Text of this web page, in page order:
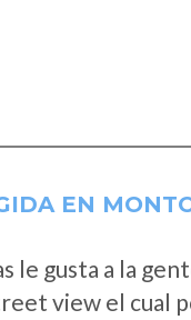
EN
le gusta a la
view el cual